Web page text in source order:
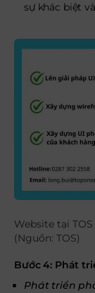
sự khác biệt
Website tại
(Nguồn: TOS)
Bước 4: Phát
Phát triển